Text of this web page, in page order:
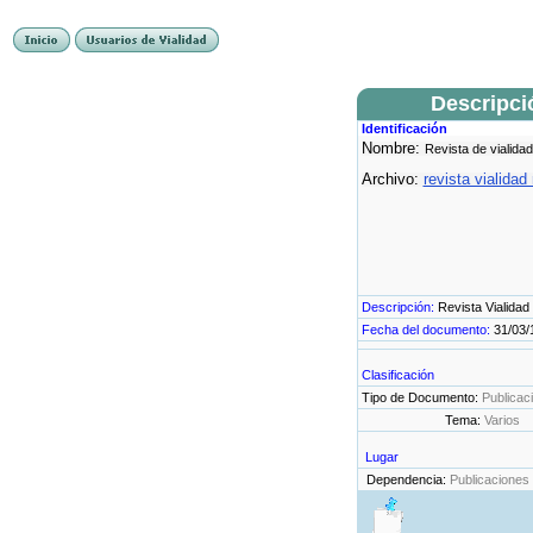
Identificación
Nombre: Revista de
Archivo: revista vialidad
Descripción: Revista
Fecha del documento: 31/03/
Clasificación
Tipo de Documento:
Tema: Varios
Lugar
Dependencia: Publicaciones